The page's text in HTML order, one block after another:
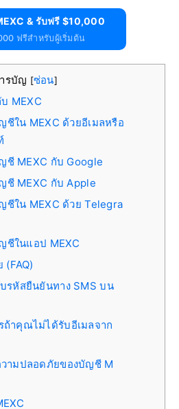
& รับฟรี $10,000
ฟรีสำหรับผู้เริ่มต้น
รบัญ [ซ่อน]
MEXC
ชีใน MEXC ด้วยอีเมลหรือ
ชี MEXC กับ Google
ชี MEXC กับ Apple
ชีใน MEXC ด้วย Telegra
ชีในแอป MEXC
รหัสยืนยันทาง SMS บน
ถ้าคุณไม่ได้รับอีเมลจาก
ามปลอดภัยของบัญชี M